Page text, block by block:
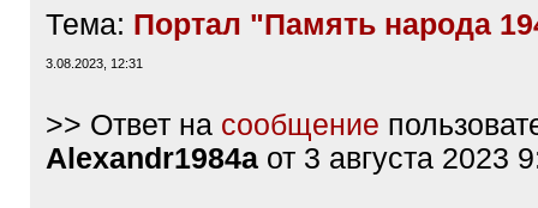
Тема: Портал "Память народа
3.08.2023, 12:31
>> Ответ на сообщение
Alexandr1984a от 3 августа 2023